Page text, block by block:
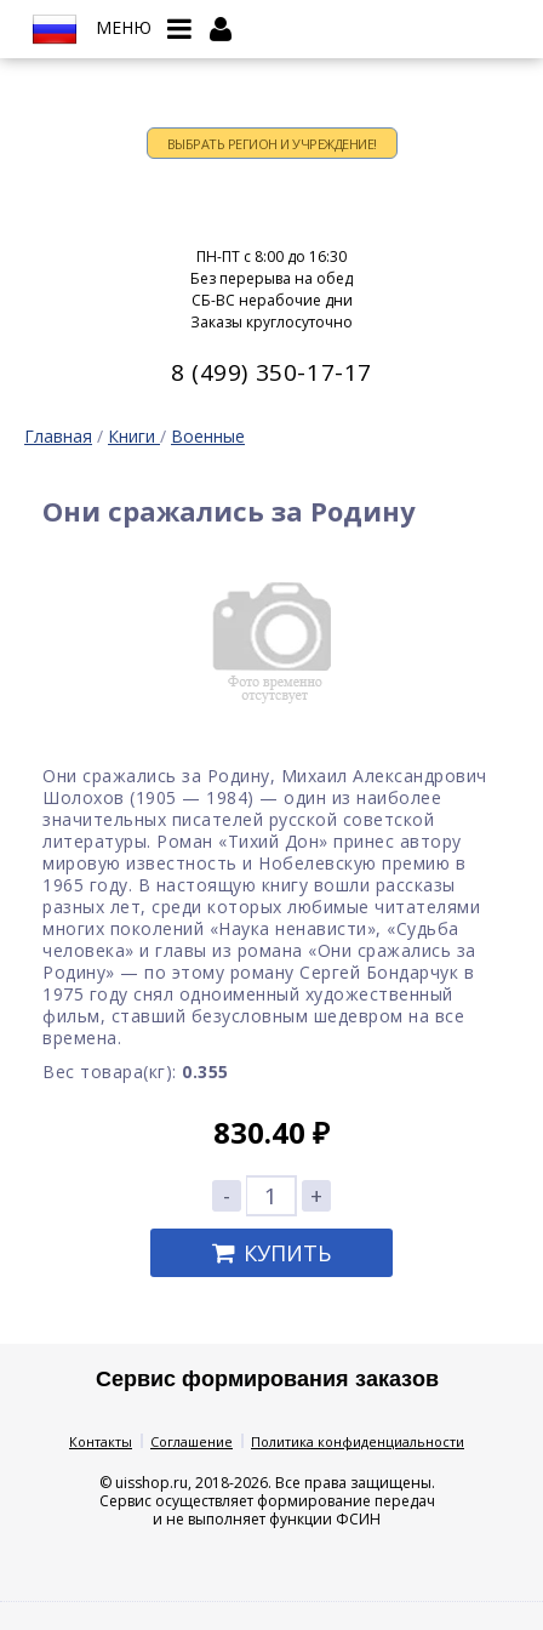
МЕНЮ
ВЫБРАТЬ РЕГИОН И УЧРЕЖДЕНИЕ!
ПН-ПТ c 8:00 до 16:30
Без перерыва на обед
СБ-ВС нерабочие дни
Заказы круглосуточно
8 (499) 350-17-17
Главная / Книги / Военные
Они сражались за Родину
Они сражались за Родину, Михаил Александрович
Шолохов (1905 — 1984) — один из наиболее
значительных писателей русской советской
литературы. Роман «Тихий Дон» принес автору
мировую известность и Нобелевскую премию в
1965 году. В настоящую книгу вошли рассказы
разных лет, среди которых любимые читателями
многих поколений «Наука ненависти», «Судьба
человека» и главы из романа «Они сражались за
Родину» — по этому роману Сергей Бондарчук в
1975 году снял одноименный художественный
фильм, ставший безусловным шедевром на все
времена.
Вес товара(кг): 0.355
830.40 ₽
-
+
КУПИТЬ
Сервис формирования заказов
Контакты Соглашение Политика конфиденциальности
© uisshop.ru, 2018-2026. Все права защищены.
Сервис осуществляет формирование передач
и не выполняет функции ФСИН